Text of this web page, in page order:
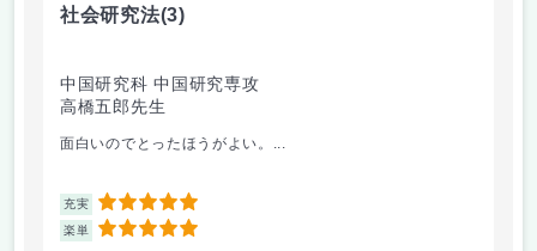
社会研究法(3)
中国研究科 中国研究専攻
高橋五郎先生
面白いのでとったほうがよい。...
充実 5
楽単 5